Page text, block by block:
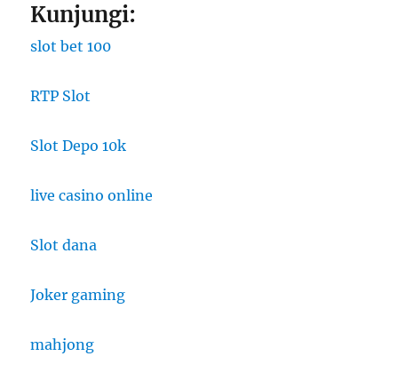
Kunjungi:
slot bet 100
RTP Slot
Slot Depo 10k
live casino online
Slot dana
Joker gaming
mahjong